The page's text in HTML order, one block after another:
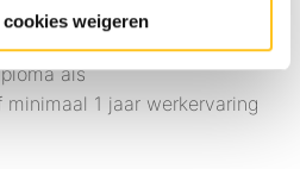
weigeren
werkt graag in een
afleveren is voor jou erg
als
1 jaar werkervaring